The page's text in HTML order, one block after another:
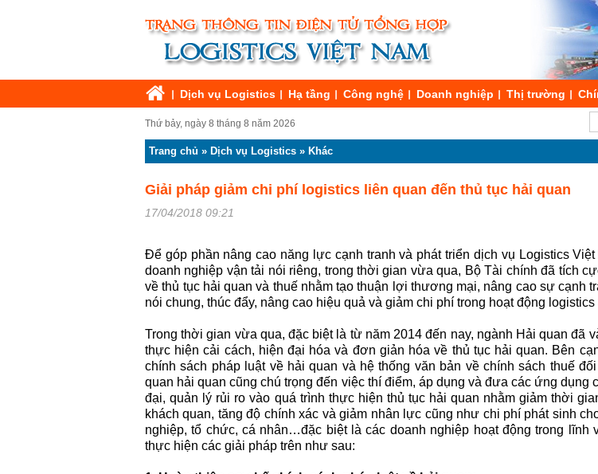
Dịch vụ Logistics Hạ tầng Công nghệ Doanh nghiệp Thị trường
Thứ bảy, ngày 8 tháng 8 năm 2026
Trang chủ » Dịch vụ Logistics » Khác
Giải pháp giảm chi phí logistics liên quan đến thủ tục hải quan
17/04/2018 09:21
Để góp phần nâng cao năng lực cạnh tranh và phát triển dịch vụ Logistics
doanh nghiệp vận tải nói riêng, trong thời gian vừa qua, Bộ Tài chính đã tích
về thủ tục hải quan và thuế nhằm tạo thuận lợi thương mại, nâng cao sự cạnh
nói chung, thúc đẩy, nâng cao hiệu quả và giảm chi phí trong hoạt động
Trong thời gian vừa qua, đặc biệt là từ năm 2014 đến nay, ngành Hải quan đã
thực hiện cải cách, hiện đại hóa và đơn giản hóa về thủ tục hải quan. Bên
chính sách pháp luật về hải quan và hệ thống văn bản về chính sách thuế
quan hải quan cũng chú trọng đến việc thí điểm, áp dụng và đưa các ứng dụng
đại, quản lý rủi ro vào quá trình thực hiện thủ tục hải quan nhằm giảm thời
khách quan, tăng độ chính xác và giảm nhân lực cũng như chi phí phát sinh
nghiệp, tổ chức, cá nhân…đặc biệt là các doanh nghiệp hoạt động trong lĩnh
thực hiện các giải pháp trên như sau: